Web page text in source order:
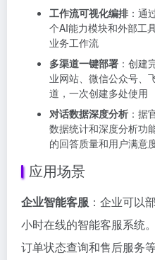
工作流可视化编排 ：通
个AI能力模块和外部工
业务工作流
多渠道一键部署 ：创建
业网站、微信公众号、
道，一次创建多处使用
对话数据深度分析 ：据
数据统计和深度分析功
的回答质量和用户满意
应用场景
企业智能客服 ：企业可以
小时在线的智能客服系统
订单状态查询和售后服务